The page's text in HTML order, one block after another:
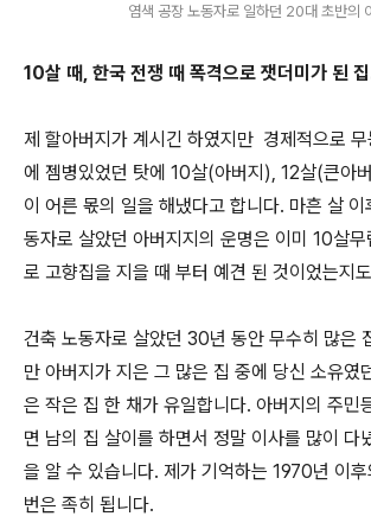
염색 공장 노동자로 일하던 20대 초반의
10살 때, 한국 전쟁 때 폭격으로 잿더미가 된
제 할아버지가 계시긴 하였지만 경제적으로
에 젬병있었던 탓에 10살(아버지), 12살(큰아
이 어른 몫의 일을 해냈다고 합니다. 마흔 살
동자로 살았던 아버지지의 운명은 이미 10살
로 고향집을 지을 때 부터 예견 된 것이었는지
건축 노동자로 살았던 30년 동안 무수히 많은
만 아버지가 지은 그 많은 집 중에 당신 소유였
은 작은 집 한 채가 유일합니다. 아버지의 주민
면 남의 집 살이를 하면서 정말 이사를 많이 다
을 알 수 있습니다. 제가 기억하는 1970년 이
번은 족히 됩니다.